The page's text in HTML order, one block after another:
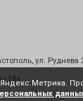
ул. Руднева
18+